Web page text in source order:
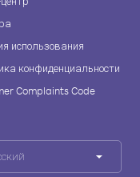
использования
конфиденциальности
Complaints Code